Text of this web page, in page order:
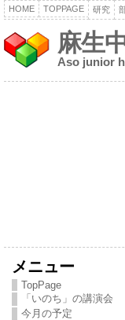
HOME TOPPAGE 研究
麻生
Aso junior
メニュー
TopPage
「いのち」の講演会
今月の予定